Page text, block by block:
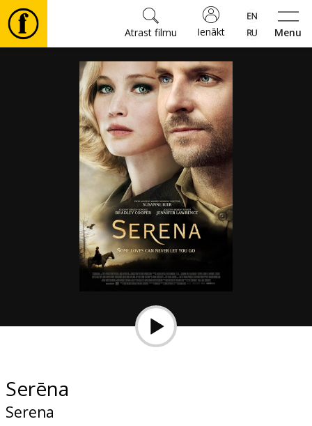
Menu
Ienākt
Atrast filmu
Pasākumi
B2B
Serēna
Serena